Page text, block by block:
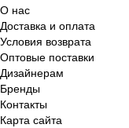
О нас
Доставка и оплата
Условия возврата
Оптовые поставки
Дизайнерам
Бренды
Контакты
Карта сайта